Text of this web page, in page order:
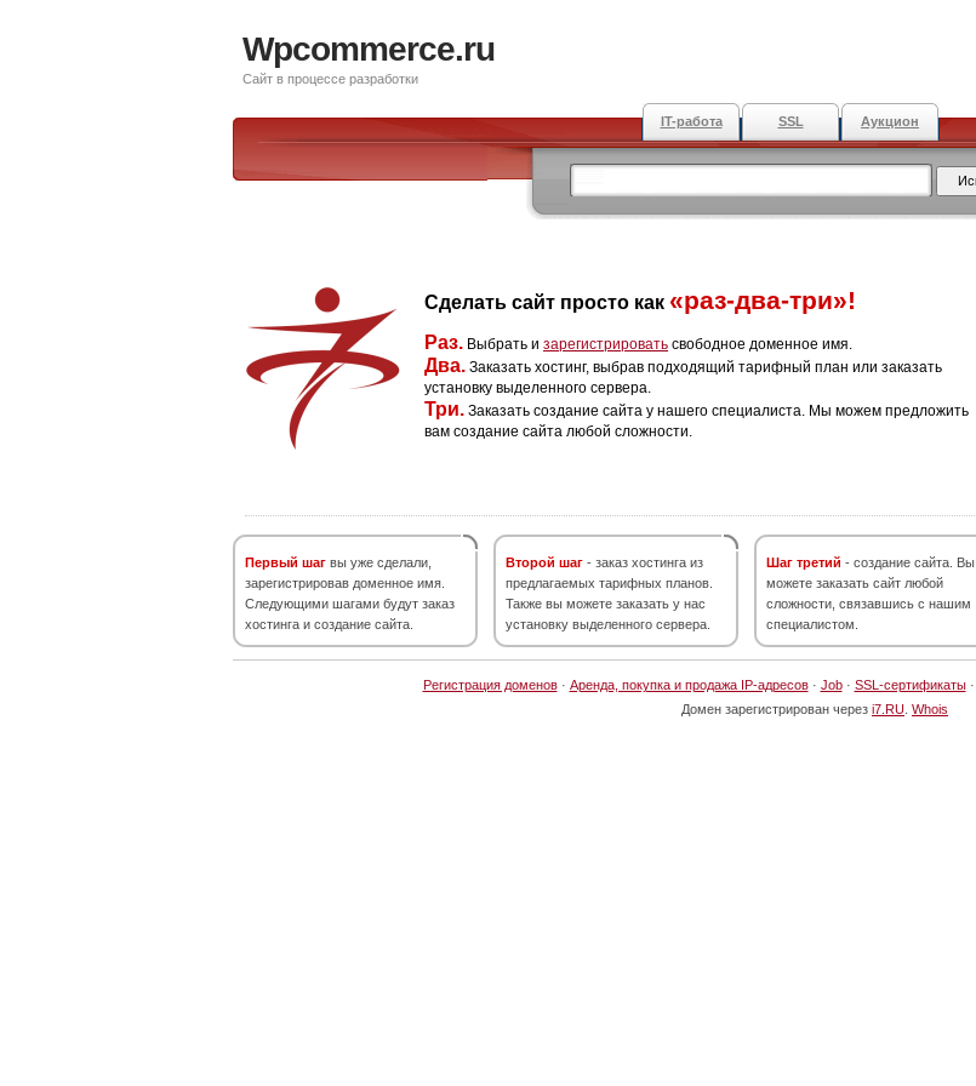
Wpcommerce.ru
Сайт в процессе разработки
IT-работа SSL Аукцион
Сделать сайт просто как «раз-два-три»!
Раз. Выбрать и зарегистрировать свободное доменное имя.
Два. Заказать хостинг, выбрав подходящий тарифный план или заказать
установку выделенного сервера.
Три. Заказать создание сайта у нашего специалиста. Мы можем предложить
вам создание сайта любой сложности.
Первый шаг вы уже сделали,
зарегистрировав доменное имя.
Следующими шагами будут заказ
хостинга и создание сайта.
Второй шаг - заказ хостинга из
предлагаемых тарифных планов.
Также вы можете заказать у нас
установку выделенного сервера.
Шаг третий - создание сайта. Вы
можете заказать сайт любой
сложности, связавшись с нашим
специалистом.
Регистрация доменов· Аренда, покупка и продажа IP-адресов· Job· SSL-сертификаты·
Домен зарегистрирован через i7.RU Whois